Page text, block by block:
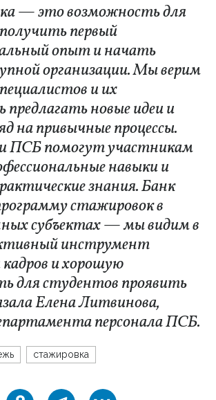
— это возможность для
первый
опыт и начать
организации. Мы верим
и их
предлагать новые идеи и
на привычные процессы.
ПСБ помогут участникам
навыки и
знания. Банк
стажировок в
субъектах — мы видим в
инструмент
и хорошую
для студентов проявить
Елена Литвинова,
персонала ПСБ.
стажировка